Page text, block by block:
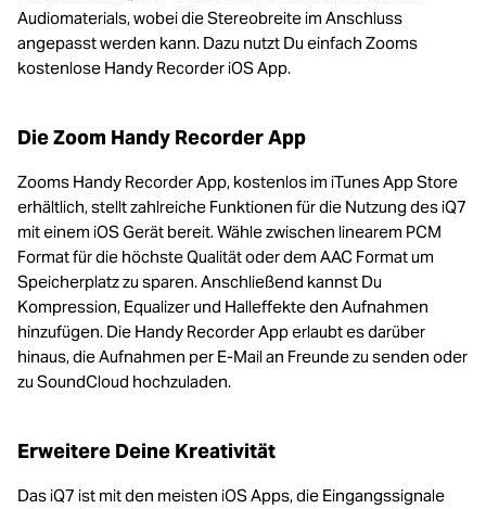
Audiomaterials, wobei die Stereobreite im Anschluss
angepasst werden kann. Dazu nutzt Du einfach Zooms
kostenlose Handy Recorder iOS App.
Die Zoom Handy Recorder App
Zooms Handy Recorder App, kostenlos im iTunes App Store
erhältlich, stellt zahlreiche Funktionen für die Nutzung des iQ7
mit einem iOS Gerät bereit. Wähle zwischen linearem PCM
Format für die höchste Qualität oder dem AAC Format um
Speicherplatz zu sparen. Anschließend kannst Du
Kompression, Equalizer und Halleffekte den Aufnahmen
hinzufügen. Die Handy Recorder App erlaubt es darüber
hinaus, die Aufnahmen per E-Mail an Freunde zu senden oder
zu SoundCloud hochzuladen.
Erweitere Deine Kreativität
Das iQ7 ist mit den meisten iOS Apps, die Eingangssignale